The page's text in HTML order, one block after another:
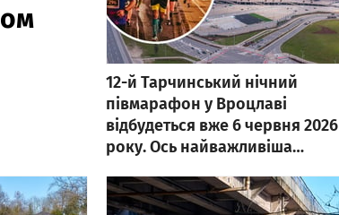
12-й Тарчинський нічний
півмарафон у Вроцлаві
відбудеться вже 6 червня 2026
року. Ось найважливіша